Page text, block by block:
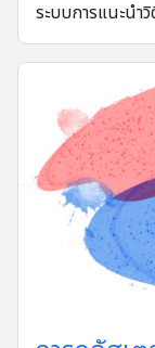
ระบบการแนะนำ